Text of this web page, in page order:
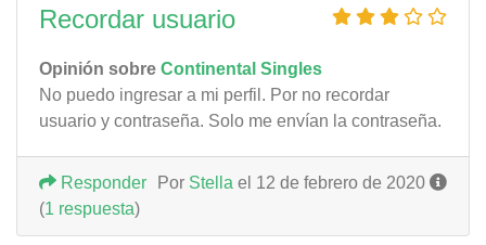
Recordar usuario
Opinión sobre Continental Singles
No puedo ingresar a mi perfil. Por no recordar
usuario y contraseña. Solo me envían la contraseña.
Por Stella el 12 de febrero de 2020
Responder
(1 respuesta)